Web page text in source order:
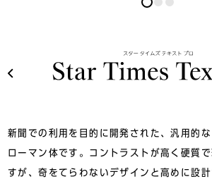
0 0
新聞での利用を目的に開発された、汎用的な
ローマン体です。コントラストが高く硬質
すが、奇をてらわないデザインと高めに設